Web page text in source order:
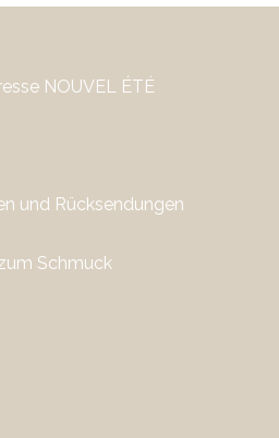
NOUVEL ÉTÉ
und Rücksendungen
Schmuck